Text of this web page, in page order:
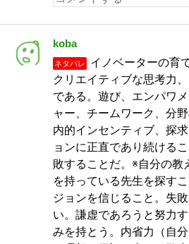
koba
ネタバレ
イノベーターの育
クリエイティブな思考力
である。遊び、エンパワ
ャー、チームワーク、分
内的インセンティブ、探
ョンに正直であり続ける
敗することだ。※自分の教
を持っている先生を探す
ジョンを信じること。失
い。謙虚であろうと努力
みを持とう。内省力（自